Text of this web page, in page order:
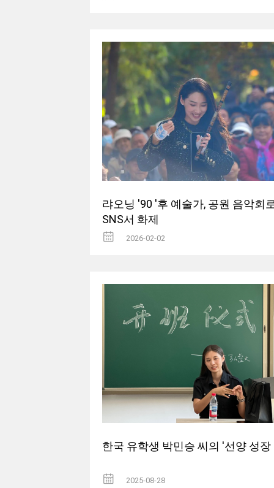
랴오닝 '90 '후 예술가, 공원 음악회
SNS서 화제
2026-02-02
한국 유학생 박민승 씨의 '선양 성장
2025-08-28